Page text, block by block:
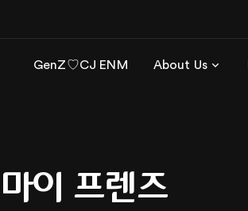
GenZ♡CJ ENM About Us
이 프렌즈